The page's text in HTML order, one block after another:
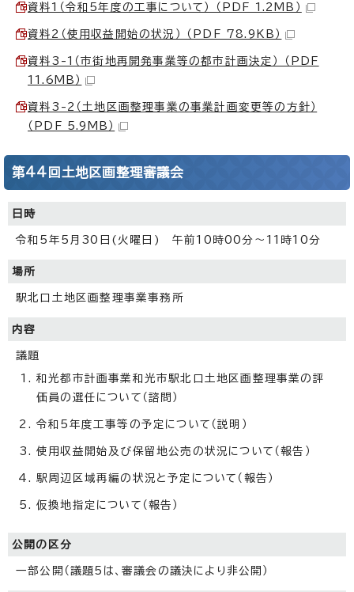
資料1（令和5年度の工事について） （PDF 1.2MB）
資料2（使用収益開始の状況） （PDF 78.9KB）
資料3-1（市街地再開発事業等の都市計画決定） （PDF
11.6MB）
資料3-2（土地区画整理事業の事業計画変更等の方針）
（PDF 5.9MB）
第44回土地区画整理審議会
日時
令和5年5月30日(火曜日) 午前10時00分～11時10分
場所
駅北口土地区画整理事業事務所
内容
議題
和光都市計画事業和光市駅北口土地区画整理事業の評
価員の選任について（諮問）
令和5年度工事等の予定について（説明）
使用収益開始及び保留地公売の状況について（報告）
駅周辺区域再編の状況と予定について（報告）
仮換地指定について（報告）
公開の区分
一部公開（議題5は、審議会の議決により非公開）